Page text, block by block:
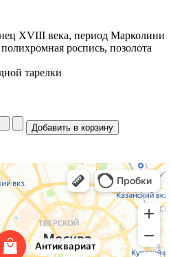
XVIII века, период Марколини
роспись, позолота
тарелки